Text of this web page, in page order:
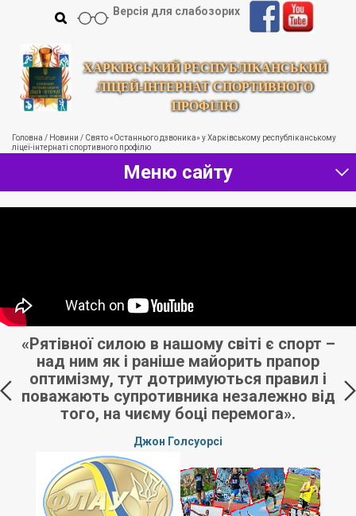
ХАРКІВСЬКИЙ РЕСПУБЛІКАНСЬКИЙ
ЛІЦЕЙ-ІНТЕРНАТ СПОРТИВНОГО
ПРОФІЛЮ
Версія для слабозорих
Головна / Новини / Свято «Останнього дзвоника» у Харківському республіканському
ліцеї-інтернаті спортивного профілю
Меню сайту
«Рятівної силою в нашому світі є спорт –
над ним як і раніше майорить прапор
оптимізму, тут дотримуються правил і
поважають супротивника незалежно від
того, на чиєму боці перемога».
Джон Голсуорсі